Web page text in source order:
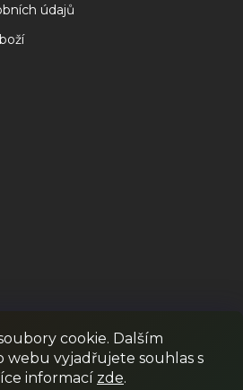
cookie. Dalším
vyjadřujete souhlas s
informací zde.
údajů